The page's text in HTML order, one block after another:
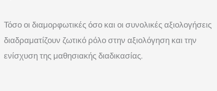
Τόσο οι διαμορφωτικές όσο και οι συνολικές αξιολογήσεις
διαδραματίζουν ζωτικό ρόλο στην αξιολόγηση και την
ενίσχυση της μαθησιακής διαδικασίας.